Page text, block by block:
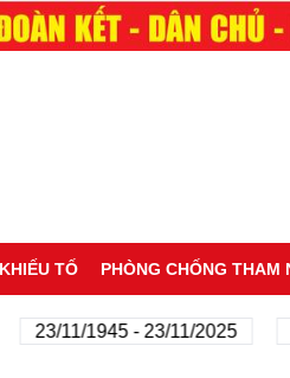
TỐ PHÒNG CHỐNG THAM
11/1945 - 23/11/2025 80